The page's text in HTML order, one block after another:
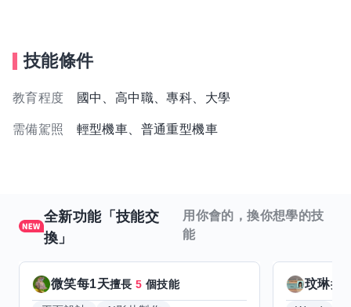
技能條件
教育程度 國中、高中職、專科、大學
需備駕照 輕型機車、普通重型機車
全新功能「技能交
換」
用你會的，換你想學的技
能
微笑每1天擅長5 個技能 玟琳擅